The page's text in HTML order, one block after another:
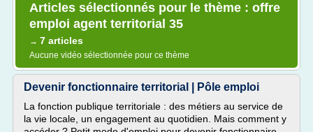
Articles sélectionnés pour le thème : offre
emploi agent territorial 35
→ 7 articles
Aucune vidéo sélectionnée pour ce thème
Devenir fonctionnaire territorial | Pôle emploi
La fonction publique territoriale : des métiers au service de
la vie locale, un engagement au quotidien. Mais comment y